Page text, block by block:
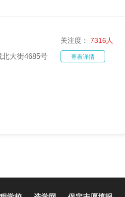
大街4685号
关注度：7316人
查看详情